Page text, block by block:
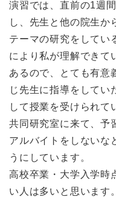
演習では、直前の1週
し、先生と他の院生か
テーマの研究をしてい
により私が理解できて
あるので、とても有意
じ先生に指導をしてい
して授業を受けられて
共同研究室に来て、予
アルバイトをしないな
うにしています。
高校卒業・大学入学時
い人は多いと思います